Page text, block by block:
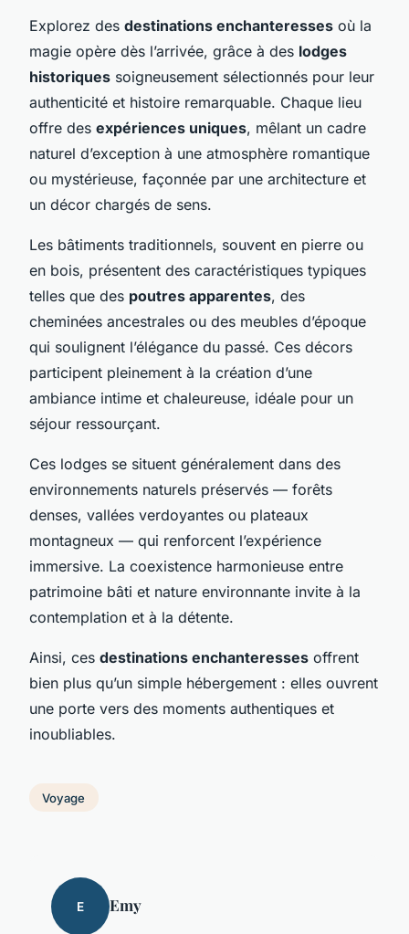
Explorez des destinations enchanteresses où la
magie opère dès l’arrivée, grâce à des lodges
historiques soigneusement sélectionnés pour leur
authenticité et histoire remarquable. Chaque lieu
offre des expériences uniques, mêlant un cadre
naturel d’exception à une atmosphère romantique
ou mystérieuse, façonnée par une architecture et
un décor chargés de sens.
Les bâtiments traditionnels, souvent en pierre ou
en bois, présentent des caractéristiques typiques
telles que des poutres apparentes, des
cheminées ancestrales ou des meubles d’époque
qui soulignent l’élégance du passé. Ces décors
participent pleinement à la création d’une
ambiance intime et chaleureuse, idéale pour un
séjour ressourçant.
Ces lodges se situent généralement dans des
environnements naturels préservés — forêts
denses, vallées verdoyantes ou plateaux
montagneux — qui renforcent l’expérience
immersive. La coexistence harmonieuse entre
patrimoine bâti et nature environnante invite à la
contemplation et à la détente.
Ainsi, ces destinations enchanteresses offrent
bien plus qu’un simple hébergement : elles ouvrent
une porte vers des moments authentiques et
inoubliables.
Voyage
E Emy